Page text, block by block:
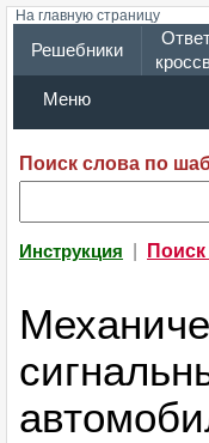
На главную страницу
Решебники
Меню
Поиск слова по
Инструкция